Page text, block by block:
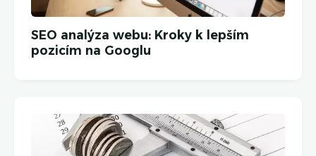
SEO analýza webu: Kroky k lepším
pozicím na Googlu